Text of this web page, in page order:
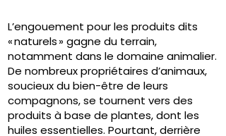
L’engouement pour les produits dits
« naturels » gagne du terrain,
notamment dans le domaine animalier.
De nombreux propriétaires d’animaux,
soucieux du bien-être de leurs
compagnons, se tournent vers des
produits à base de plantes, dont les
huiles essentielles. Pourtant, derrière